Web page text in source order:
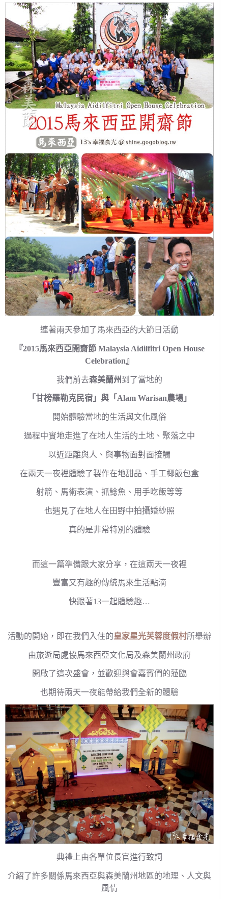
連著兩天參加了馬來西亞的大節日活動
『2015馬來西亞開齋節 Malaysia Aidilfitri Open House
Celebration』
我們前去森美蘭州 到了當地的
「甘榜羅勒克民宿」與「Alam Warisan農場」
開始體驗當地的生活與文化風俗
過程中實地走進了在地人生活的土地、聚落之中
以近距離與人、與事物面對面接觸
在兩天一夜裡體驗了製作在地甜品、手工椰飯包盒
射箭、馬術表演、抓鯰魚、用手吃飯等等
也遇見了在地人在田野中拍攝婚紗照
真的是非常特別的體驗
而這一篇準備跟大家分享，在這兩天一夜裡
豐富又有趣的傳統馬來生活點滴
快跟著13一起體驗趣…
活動的開始，即在我們入住的皇家星光芙蓉度假村所舉辦
由旅遊局處協馬來西亞文化局及森美蘭州政府
開啟了這次盛會，並歡迎與會嘉賓們的蒞臨
也期待兩天一夜能帶給我們全新的體驗
典禮上由各單位長官進行致詞
介紹了許多關係馬來西亞與森美蘭州地區的地理、人文與
風情